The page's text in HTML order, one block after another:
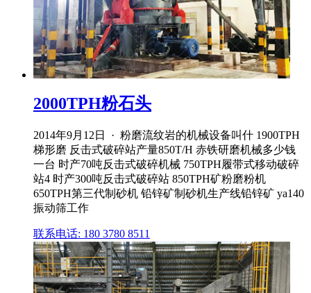
2000TPH粉石头
2014年9月12日 · 粉磨流纹岩的机械设备叫什 1900TPH
梯形磨 反击式破碎站产量850T/H 赤铁研磨机械多少钱
一台 时产70吨反击式破碎机械 750TPH履带式移动破碎
站4 时产300吨反击式破碎站 850TPH矿粉磨粉机
650TPH第三代制砂机 铅锌矿制砂机生产线铅锌矿 ya140
振动筛工作
联系电话: 180 3780 8511